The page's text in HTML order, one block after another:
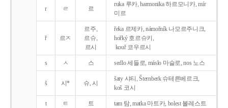
r ㄹ 르
ruka 루카, harmonika 하르모니카, mír
미르
ř 르ㅈ
르주,
르슈,
르시
řeka 르제카, námořník 나모르주니크,
hořký 호르슈키,
kouř 코우르시
s ㅅ 스 sedlo 세들로, máslo 마슬로, nos 노스
š 시* 슈, 시
šaty 샤티, Šternberk 슈테른베르크,
koš 코시
t ㅌ 트 tam 탐, matka 마트카, bolest 볼레스트